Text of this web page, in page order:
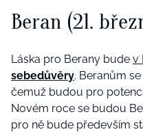
Beran (21.
Láska pro Berany bude v
sebedůvěry. Beranům
čemuž budou pro
Novém roce se budou
pro ně bude především